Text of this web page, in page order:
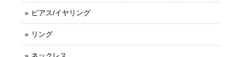
ピアス/イヤリング
リング